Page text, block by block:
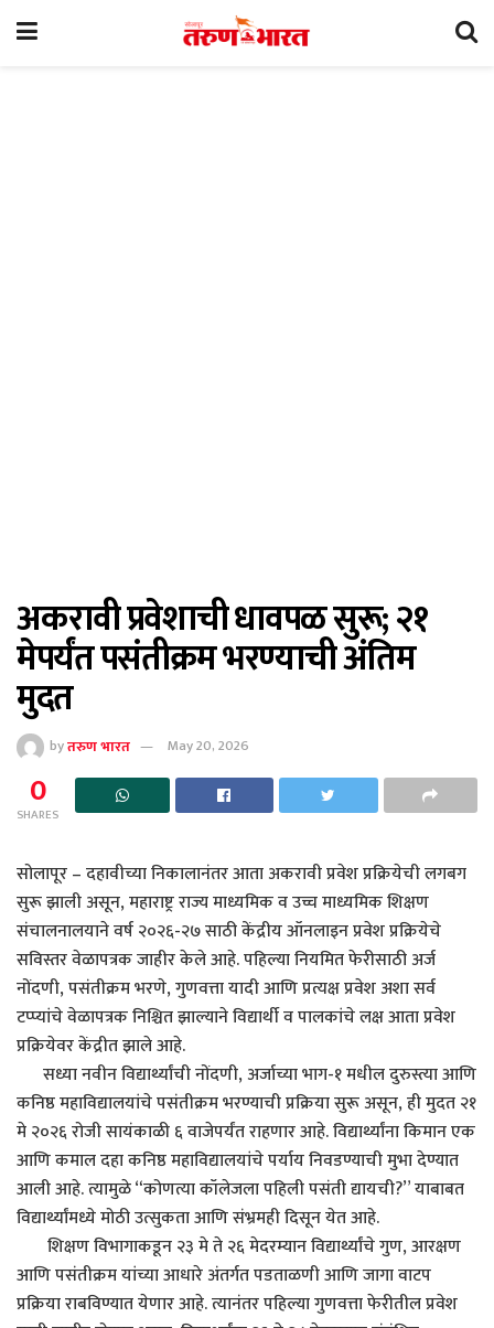
अकरावी प्रवेशाची धावपळ सुरू; २१
मेपर्यंत पसंतीक्रम भरण्याची अंतिम
मुदत
byतरुण भारत May 20, 2026
0
SHARES
सोलापूर – दहावीच्या निकालानंतर आता अकरावी प्रवेश प्रक्रियेची लगबग
सुरू झाली असून, महाराष्ट्र राज्य माध्यमिक व उच्च माध्यमिक शिक्षण
संचालनालयाने वर्ष २०२६-२७ साठी केंद्रीय ऑनलाइन प्रवेश प्रक्रियेचे
सविस्तर वेळापत्रक जाहीर केले आहे. पहिल्या नियमित फेरीसाठी अर्ज
नोंदणी, पसंतीक्रम भरणे, गुणवत्ता यादी आणि प्रत्यक्ष प्रवेश अशा सर्व
टप्प्यांचे वेळापत्रक निश्चित झाल्याने विद्यार्थी व पालकांचे लक्ष आता प्रवेश
प्रक्रियेवर केंद्रीत झाले आहे.
सध्या नवीन विद्यार्थ्यांची नोंदणी, अर्जाच्या भाग-१ मधील दुरुस्त्या आणि
कनिष्ठ महाविद्यालयांचे पसंतीक्रम भरण्याची प्रक्रिया सुरू असून, ही मुदत २१
मे २०२६ रोजी सायंकाळी ६ वाजेपर्यंत राहणार आहे. विद्यार्थ्यांना किमान एक
आणि कमाल दहा कनिष्ठ महाविद्यालयांचे पर्याय निवडण्याची मुभा देण्यात
आली आहे. त्यामुळे “कोणत्या कॉलेजला पहिली पसंती द्यायची?” याबाबत
विद्यार्थ्यांमध्ये मोठी उत्सुकता आणि संभ्रमही दिसून येत आहे.
शिक्षण विभागाकडून २३ मे ते २६ मेदरम्यान विद्यार्थ्यांचे गुण, आरक्षण
आणि पसंतीक्रम यांच्या आधारे अंतर्गत पडताळणी आणि जागा वाटप
प्रक्रिया राबविण्यात येणार आहे. त्यानंतर पहिल्या गुणवत्ता फेरीतील प्रवेश